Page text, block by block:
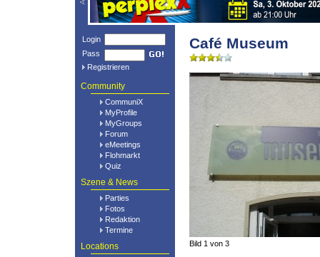
Login
Pass
Registrieren
Community
CommuniX
MyProfile
MyGroups
Forum
eMeetings
Flohmarkt
Quiz
Szene & News
Parties
Fotos
Redaktion
Termine
Locations
Café Museum
Bild 1 von 3